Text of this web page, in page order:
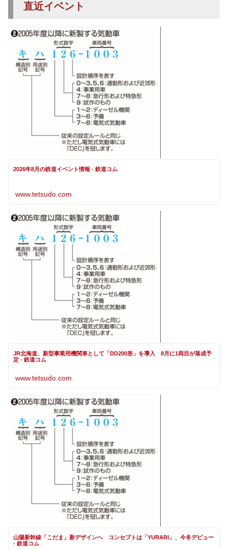
直近イベント
2026年8月の鉄道イベント情報 - 鉄道コム
www.tetsudo.com
JR北海道、新型事業用機関車として「DD200形」を導入 8月に1両目が落成予
定 - 鉄道コム
www.tetsudo.com
山陽新幹線「こだま」新デザインへ コンセプトは「YURARI」、今冬デビュー
- 鉄道コム